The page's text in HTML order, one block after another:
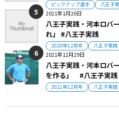
ピックアップ選手 八王子
2021年1月20日
八王子実践・河本ロバ
れ」 #八王子実践
2020年12月号 八王子実践
2021年12月29日
八王子実践・河本ロバ
を作る」 #八王子実践
2021年12月号 八王子実践